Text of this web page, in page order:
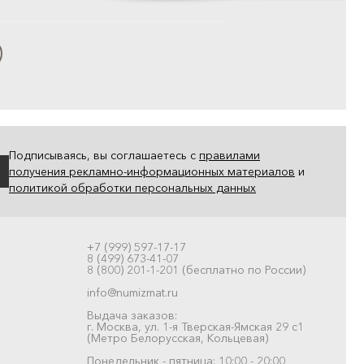
Подписываясь, вы соглашаетесь с правилами
получения рекламно-информационных материалов и
политикой обработки персональных данных
+7 (999) 597-17-17
8 (499) 673-41-07
8 (800) 201-1-201 (бесплатно по России)
info@numizmat.ru
Выдача заказов:
г. Москва, ул. 1-я Тверская-Ямская 29 с1
(Метро Белорусская, Кольцевая)
Понедельник - пятница: 10:00 - 20:00